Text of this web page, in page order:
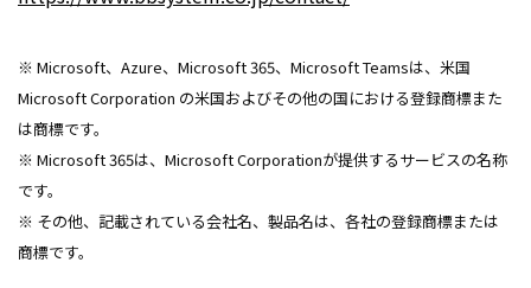
※ Microsoft、Azure、Microsoft 365、Microsoft Teamsは、米国
Microsoft Corporation の米国およびその他の国における登録商標また
は商標です。
※ Microsoft 365は、Microsoft Corporationが提供するサービスの名称
です。
※ その他、記載されている会社名、製品名は、各社の登録商標または
商標です。